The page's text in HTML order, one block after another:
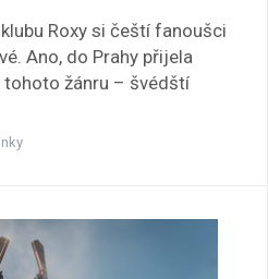
Roxy si čeští fanoušci
Ano, do Prahy přijela
tohoto žánru – švédští